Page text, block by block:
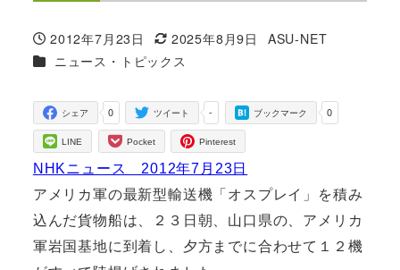
投稿日
2012年7月23日
更新日
2025年8月9日
著
ASU-NET
カテゴリー
ニュース・トピックス
0
シェア -
ツイート 0
ブックマーク
LINE Pocket Pinterest
NHKニュース 2012年7月23日
アメリカ軍の最新型輸送機「オスプレイ」を積み
込んだ貨物船は、２３日朝、山口県の、アメリカ
軍岩国基地に到着し、夕方までに合わせて１２機